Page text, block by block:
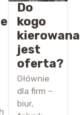
Do
kogo
kierowana
jest
oferta?
Głównie
dla firm –
biur,